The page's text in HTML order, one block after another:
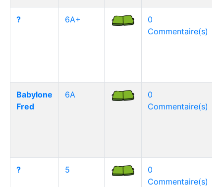
? 6A+
0
Commentaire(s)
Babylone
Fred
6A
0
Commentaire(s)
? 5
0
Commentaire(s)